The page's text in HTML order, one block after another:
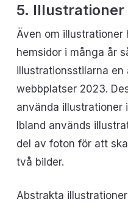
5. Illustrationer
Även om illustrationer
hemsidor i många år
illustrationsstilarna
webbplatser 2023.
använda illustrationer
Ibland används
del av foton för att
två bilder.
Abstrakta